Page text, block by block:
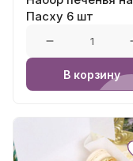
Пасху 6 шт
В корзину